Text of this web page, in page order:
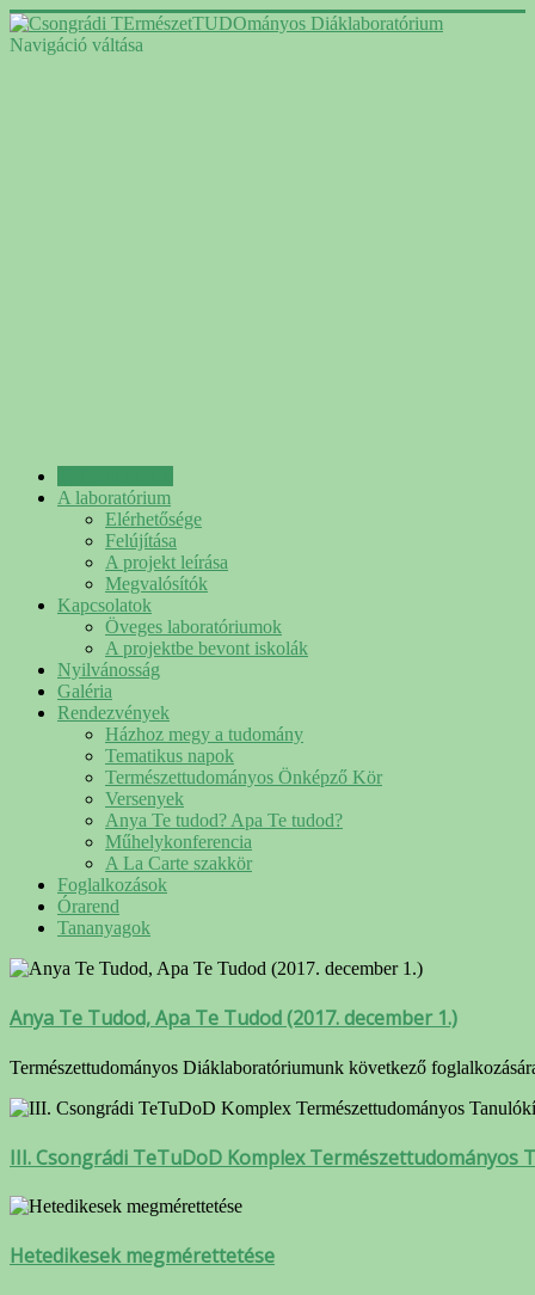
Navigáció váltása
A laboratórium
Elérhetősége
Felújítása
A projekt leírása
Megvalósítók
Kapcsolatok
Öveges laboratóriumok
A projektbe bevont iskolák
Nyilvánosság
Galéria
Rendezvények
Házhoz megy a tudomány
Tematikus napok
Természettudományos Önképző Kör
Versenyek
Anya Te tudod? Apa Te tudod?
Műhelykonferencia
A La Carte szakkör
Foglalkozások
Órarend
Tananyagok
Anya Te Tudod, Apa Te Tudod (2017. december 1.)
Természettudományos Diáklaboratóriumunk következő
III. Csongrádi TeTuDoD Komplex Természettudományos
Hetedikesek megmérettetése